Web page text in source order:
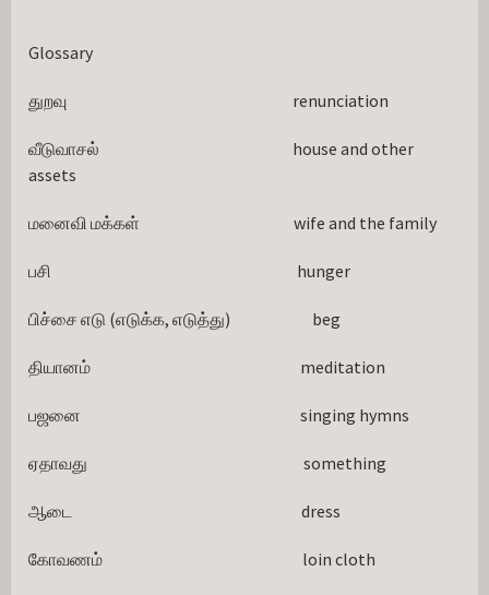
Glossary
துறவு                                                                     renunciation
வீடுவாசல்                                                           house and other
assets
மனைவி மக்கள்                                               wife and the family
பசி                                                                           hunger
பிச்சை எடு (எடுக்க, எடுத்து)                         beg
தியானம்                                                                meditation
பஜனை                                                                   singing hymns
ஏதாவது                                                                  something
ஆடை                                                                      dress
கோவணம்                                                             loin cloth